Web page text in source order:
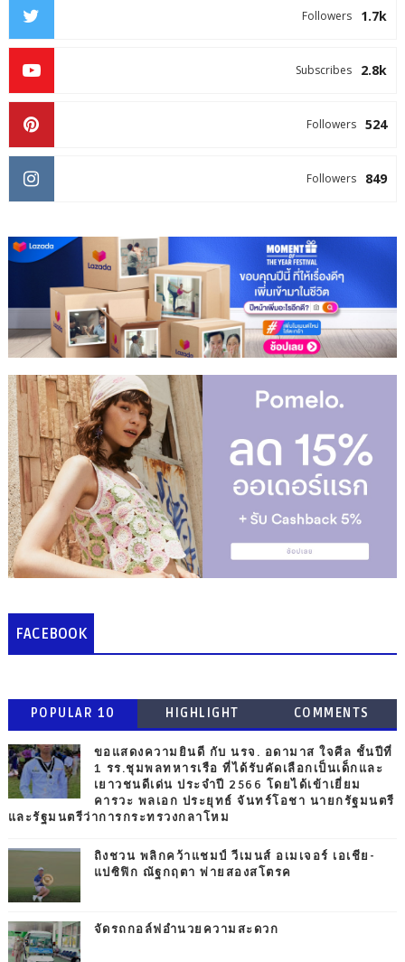
1.7k
Followers
2.8k
Subscribes
524
Followers
849
Followers
FACEBOOK
POPULAR 10 HIGHLIGHT COMMENTS
ขอแสดงความยินดี กับ นรจ. อดามาส ใจศีล ชั้นปีที่
1 รร.ชุมพลทหารเรือ ที่ได้รับคัดเลือกเป็นเด็กและ
เยาวชนดีเด่น ประจำปี 2566 โดยได้เข้าเยี่ยม
คารวะ พลเอก ประยุทธ์ จันทร์โอชา นายกรัฐมนตรี
และรัฐมนตรีว่าการกระทรวงกลาโหม
ถิงชวน พลิกคว้าแชมป์ วีเมนส์ อเมเจอร์ เอเชีย-
แปซิฟิก ณัฐกฤตา พ่ายสองสโตรค
จัดรถกอล์ฟอำนวยความสะดวก